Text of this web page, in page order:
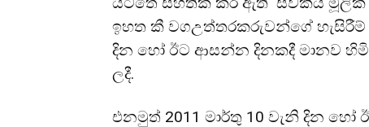
ඉහත කී වගඋත්තරකරුවන්ගේ හැසිරීම්
දින හෝ ඊට ආසන්න දිනකදී මානව
ලදී.
එනමුත් 2011 මාර්තු 10 වැනි දින